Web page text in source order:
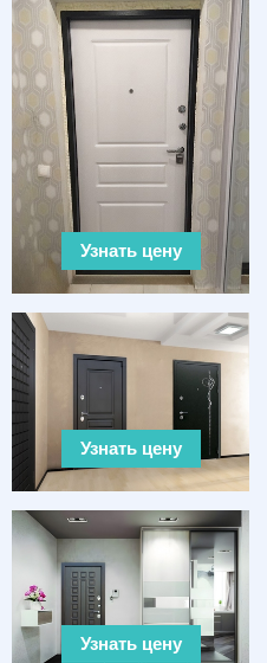
Узнать цену
Узнать цену
Узнать цену